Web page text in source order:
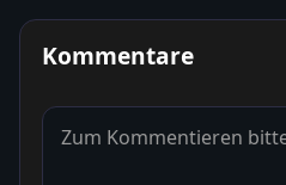
Kommentare